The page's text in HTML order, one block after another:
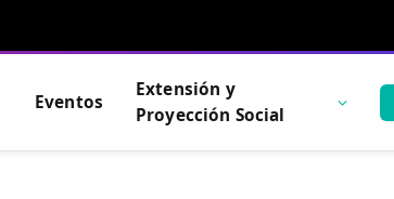
Eventos
Extensión y
Proyección Social